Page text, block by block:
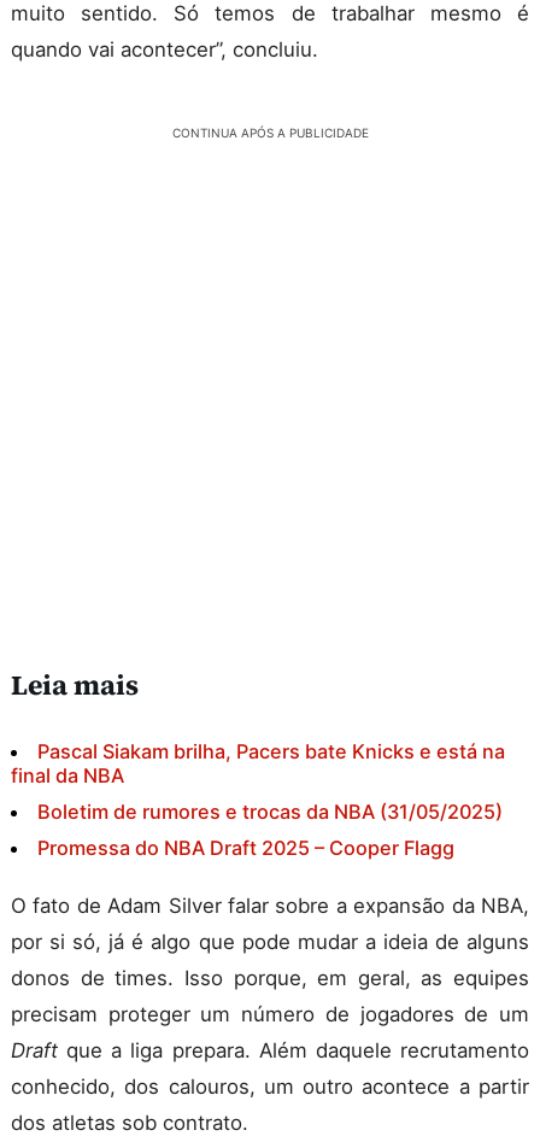
muito sentido. Só temos de trabalhar mesmo é
quando vai acontecer”, concluiu.
CONTINUA APÓS A PUBLICIDADE
Leia mais
Pascal Siakam brilha, Pacers bate Knicks e está na
final da NBA
Boletim de rumores e trocas da NBA (31/05/2025)
Promessa do NBA Draft 2025 – Cooper Flagg
O fato de Adam Silver falar sobre a expansão da NBA,
por si só, já é algo que pode mudar a ideia de alguns
donos de times. Isso porque, em geral, as equipes
precisam proteger um número de jogadores de um
Draft que a liga prepara. Além daquele recrutamento
conhecido, dos calouros, um outro acontece a partir
dos atletas sob contrato.